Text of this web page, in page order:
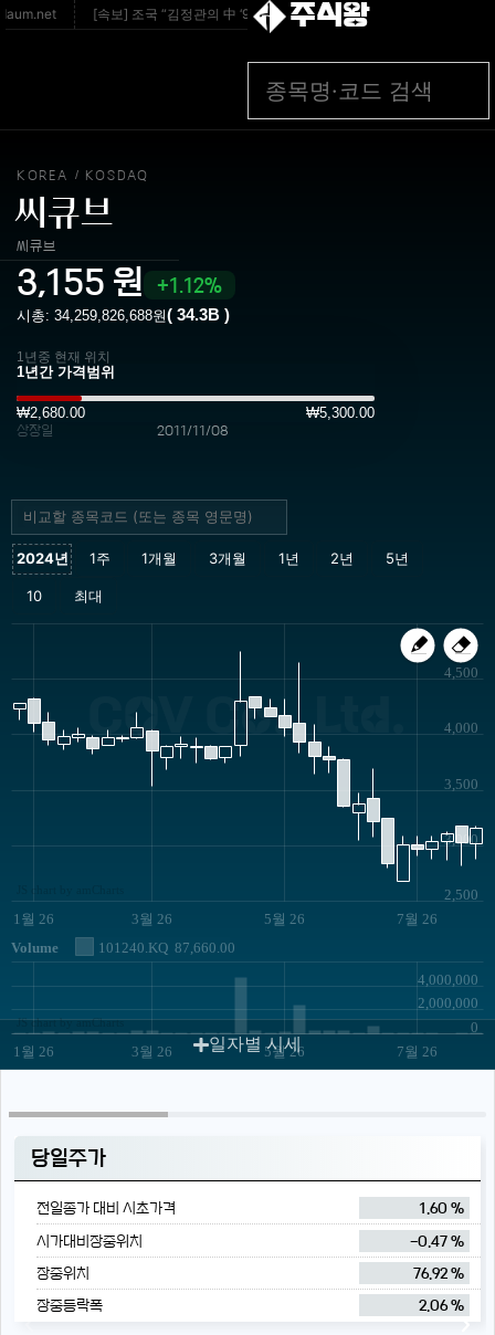
[속보] 조국 “김정관의 中 ‘996 노동제’ 칭송은 반인권·시대착오적” - 서
주식왕
KOREA / KOSDAQ
씨큐브
씨큐브
3,155 원 1.12%
시총: 34,259,826,688원( 34.3B )
1년중 현재 위치
₩2,680.00 ₩5,300.00
상장일 2011/11/08
CQV Co., Ltd.
1월 26 3월 26 5월 26 7월 26
2,500
3,000
3,500
4,000
4,500
Volume 101240.KQ 87,660.00
1월 26 3월 26 5월 26 7월 26
0
2,000,000
4,000,000
JS chart by amCharts
일자별 시세
당일주가
전일종가 대비 시초가격
1.60 %
시가대비장중위치
-0.47 %
장중위치
76.92 %
장중등락폭
2.06 %